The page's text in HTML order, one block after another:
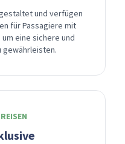
und verfügen
für Passagiere mit
eine sichere und
gewährleisten.